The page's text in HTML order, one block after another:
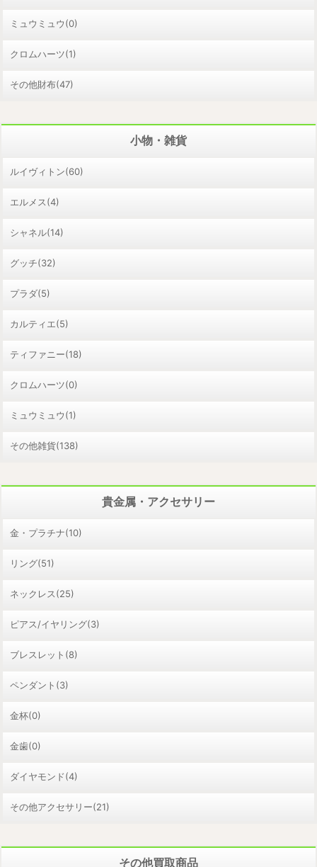
ミュウミュウ(0)
クロムハーツ(1)
その他財布(47)
小物・雑貨
ルイヴィトン(60)
エルメス(4)
シャネル(14)
グッチ(32)
プラダ(5)
カルティエ(5)
ティファニー(18)
クロムハーツ(0)
ミュウミュウ(1)
その他雑貨(138)
貴金属・アクセサリー
金・プラチナ(10)
リング(51)
ネックレス(25)
ピアス/イヤリング(3)
ブレスレット(8)
ペンダント(3)
金杯(0)
金歯(0)
ダイヤモンド(4)
その他アクセサリー(21)
その他買取商品